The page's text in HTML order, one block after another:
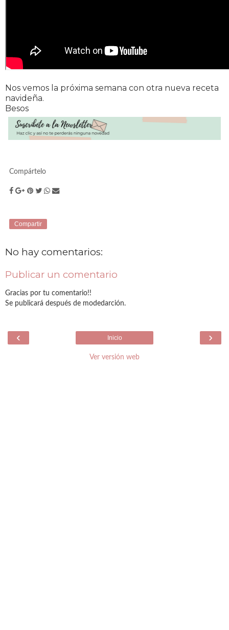
Nos vemos la próxima semana con otra nueva receta
navideña.
Besos
Compártelo
Compartir
No hay comentarios:
Publicar un comentario
Gracias por tu comentario!!
Se publicará después de modedarción.
‹ ›
Inicio
Ver versión web